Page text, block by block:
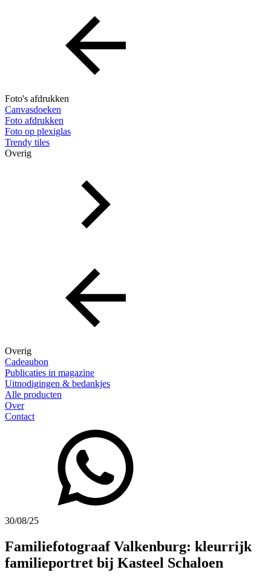
Foto's afdrukken
Canvasdoeken
Foto afdrukken
Foto op plexiglas
Trendy tiles
Overig
Overig
Cadeaubon
Publicaties in magazine
Uitnodigingen & bedankjes
Alle producten
Over
Contact
30/08/25
Familiefotograaf Valkenburg: kleurrijk
familieportret bij Kasteel Schaloen